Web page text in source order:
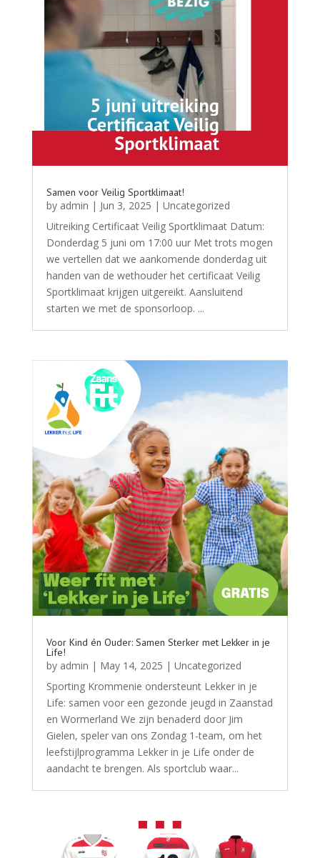
Samen voor Veilig Sportklimaat!
by admin | Jun 3, 2025 | Uncategorized
Uitreiking Certificaat Veilig Sportklimaat Datum:
Donderdag 5 juni om 17:00 uur Met trots mogen
we vertellen dat we aankomende donderdag uit
handen van de wethouder het certificaat Veilig
Sportklimaat krijgen uitgereikt. Aansluitend
starten we met de sponsorloop. ...
Voor Kind én Ouder: Samen Sterker met Lekker in je
Life!
by admin | May 14, 2025 | Uncategorized
Sporting Krommenie ondersteunt Lekker in je
Life: samen voor een gezonde jeugd in Zaanstad
en Wormerland We zijn benaderd door Jim
Gielen, speler van ons Zondag 1-team, om het
leefstijlprogramma Lekker in je Life onder de
aandacht te brengen. Als sportclub waar...